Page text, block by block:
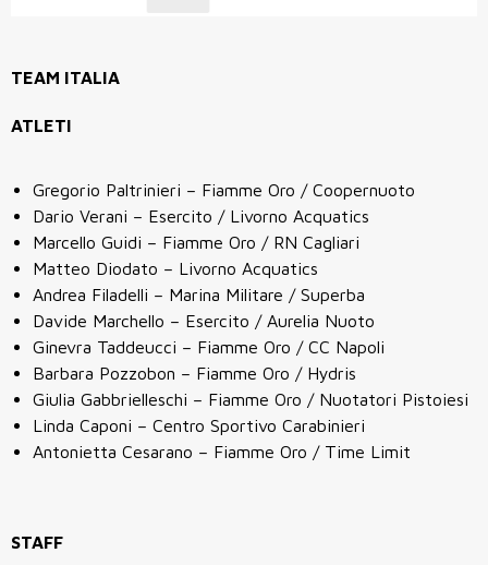
TEAM ITALIA
ATLETI
Gregorio Paltrinieri – Fiamme Oro / Coopernuoto
Dario Verani – Esercito / Livorno Acquatics
Marcello Guidi – Fiamme Oro / RN Cagliari
Matteo Diodato – Livorno Acquatics
Andrea Filadelli – Marina Militare / Superba
Davide Marchello – Esercito / Aurelia Nuoto
Ginevra Taddeucci – Fiamme Oro / CC Napoli
Barbara Pozzobon – Fiamme Oro / Hydris
Giulia Gabbrielleschi – Fiamme Oro / Nuotatori Pistoiesi
Linda Caponi – Centro Sportivo Carabinieri
Antonietta Cesarano – Fiamme Oro / Time Limit
STAFF